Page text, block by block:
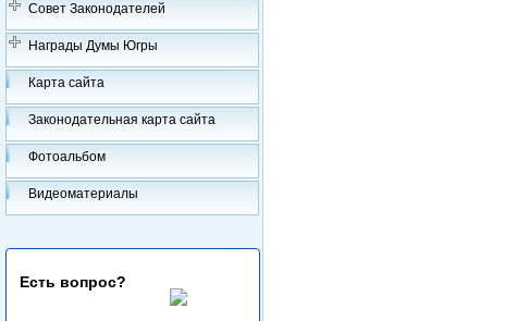
Совет Законодателей
Награды Думы Югры
Карта сайта
Законодательная карта сайта
Фотоальбом
Видеоматериалы
Есть вопрос?